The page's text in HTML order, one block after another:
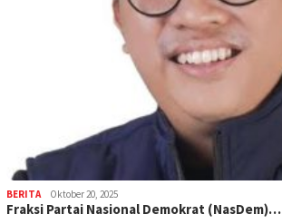
BERITA Oktober 20, 2025
Fraksi Partai Nasional Demokrat (NasDem)…